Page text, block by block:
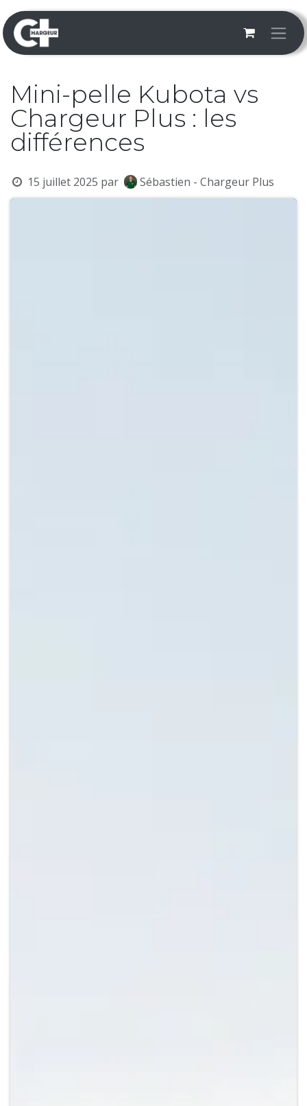
Se rendre au contenu
Mini-pelle Kubota vs
Chargeur Plus : les
différences
15 juillet 2025 par Sébastien - Chargeur Plus